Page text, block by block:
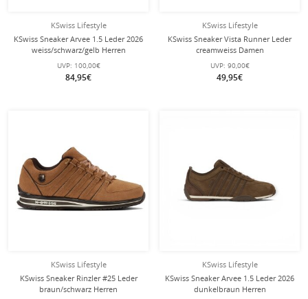
KSwiss Lifestyle
KSwiss Sneaker Arvee 1.5 Leder 2026
weiss/schwarz/gelb Herren
UVP: 100,00€
84,95€
KSwiss Lifestyle
KSwiss Sneaker Vista Runner Leder
creamweiss Damen
UVP: 90,00€
49,95€
KSwiss Lifestyle
KSwiss Sneaker Rinzler #25 Leder
braun/schwarz Herren
KSwiss Lifestyle
KSwiss Sneaker Arvee 1.5 Leder 2026
dunkelbraun Herren